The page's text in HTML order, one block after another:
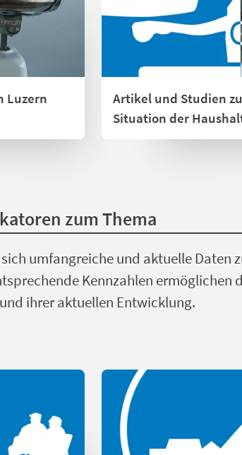
Luzern
Artikel und Studien
Situation der
zum Thema
umfangreiche und aktuelle Daten
Kennzahlen ermöglichen
ihrer aktuellen Entwicklung.